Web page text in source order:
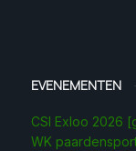
EVENEMENTEN
CSI Exloo 2026
WK